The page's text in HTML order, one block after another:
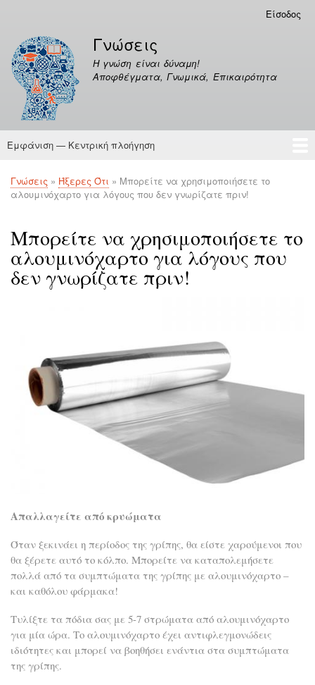
περιεχόμενο
λογαριασμού
χρήστη
Είσοδος
Γνώσεις
Η γνώση είναι δύναμη!
Αποφθέγματα, Γνωμικά, Επικαιρότητα
Κεντρική
Εμφάνιση — Κεντρική πλοήγηση
Γνώσεις
Αποφθέγματα
Breadcrumb
Γνώσεις Ήξερες Ότι
Μπορείτε να χρησιμοποιήσετε το
αλουμινόχαρτο για λόγους που δεν γνωρίζατε πριν!
Μπορείτε να χρησιμοποιήσετε το
αλουμινόχαρτο για λόγους που
δεν γνωρίζατε πριν!
Απαλλαγείτε από κρυώματα
Όταν ξεκινάει η περίοδος της γρίπης, θα είστε χαρούμενοι που
θα ξέρετε αυτό το κόλπο. Μπορείτε να καταπολεμήσετε
πολλά από τα συμπτώματα της γρίπης με αλουμινόχαρτο –
και καθόλου φάρμακα!
Τυλίξτε τα πόδια σας με 5-7 στρώματα από αλουμινόχαρτο
για μία ώρα. Το αλουμινόχαρτο έχει αντιφλεγμονώδεις
ιδιότητες και μπορεί να βοηθήσει ενάντια στα συμπτώματα
της γρίπης.